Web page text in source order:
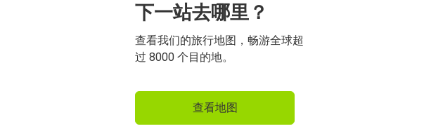
下一站去哪里？
查看我们的旅行地图，畅游全球超
过 8000 个目的地。
查看地图